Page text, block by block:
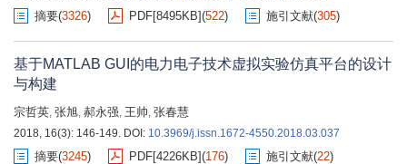
摘要(3326) PDF[8495KB](522) 施引文献(305)
基于MATLAB GUI的电力电子技术虚拟实验仿真平台的设计
与构建
宗哲英, 张旭, 郝永强, 王帅, 张春慧
2018, 16(3): 146-149. DOI: 10.3969/j.issn.1672-4550.2018.03.037
摘要(3245) PDF[4226KB](176) 施引文献(22)